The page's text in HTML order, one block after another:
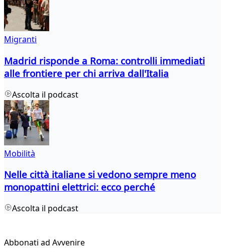
Migranti
Madrid risponde a Roma: controlli immediati
alle frontiere per chi arriva dall'Italia
Ascolta il podcast
Mobilità
Nelle città italiane si vedono sempre meno
monopattini elettrici: ecco perché
Ascolta il podcast
Abbonati ad Avvenire